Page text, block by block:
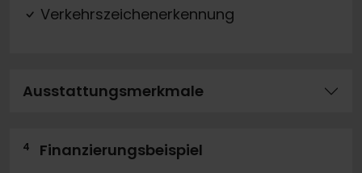
Verkehrszeichenerkennung
Ausstattungsmerkmale
4
Finanzierungsbeispiel